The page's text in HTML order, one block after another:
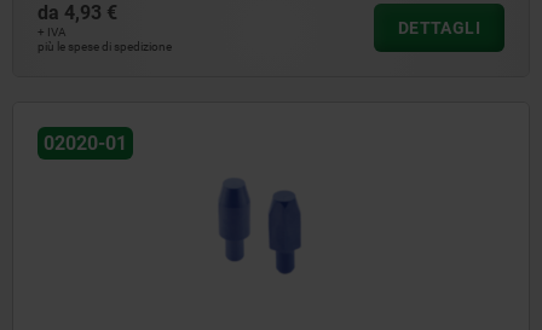
da 4,93 €
+ IVA
più le spese di spedizione
DETTAGLI
02020-01